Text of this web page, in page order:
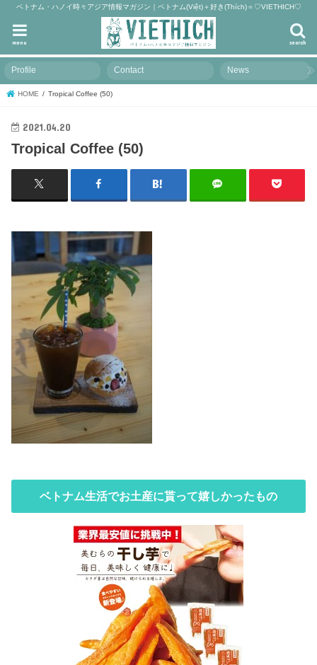
ベトナム・ハノイ時々アジア情報マガジン｜ベトナム(Việt)＋好き(Thích)＝♡VIETHICH♡
search
menu
Profile Contact News
HOME Tropical Coffee (50)
2021.04.20
Tropical Coffee (50)
ベトナム生活でお土産に貰って嬉しかったもの